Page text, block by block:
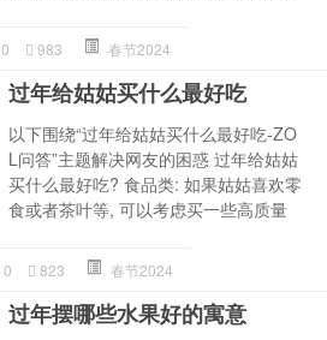
0 983 春节2024
过年给姑姑买什么最好吃
以下围绕“过年给姑姑买什么最好吃-ZO
L问答”主题解决网友的困惑 过年给姑姑
买什么最好吃? 食品类: 如果姑姑喜欢零
食或者茶叶等, 可以考虑买一些高质量
0 823 春节2024
过年摆哪些水果好的寓意